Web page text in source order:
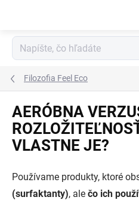
Filozofia Feel Eco
AERÓBNA
VLASTNE JE?
Používame produkty, ktoré
(surfaktanty), ale čo ich